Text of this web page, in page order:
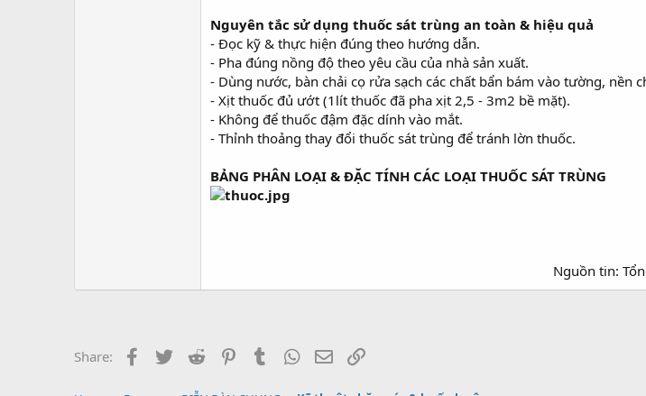
Nguyên tắc sử dụng thuốc sát trùng an toàn & hiệu quả
- Đọc kỹ & thực hiện đúng theo hướng dẫn.
- Pha đúng nồng độ theo yêu cầu của nhà sản xuất.
- Dùng nước, bàn chải cọ rửa sạch các chất bẩn bám vào tường, nền
- Xịt thuốc đủ ướt (1lít thuốc đã pha xịt 2,5 - 3m2 bề mặt).
- Không để thuốc đậm đặc dính vào mắt.
- Thỉnh thoảng thay đổi thuốc sát trùng để tránh lờn thuốc.
BẢNG PHÂN LOẠI & ĐẶC TÍNH CÁC LOẠI THUỐC SÁT TRÙNG
Nguồn tin:
Share: Facebook
Twitter Reddit PinterestTumblrWhatsApp
Email